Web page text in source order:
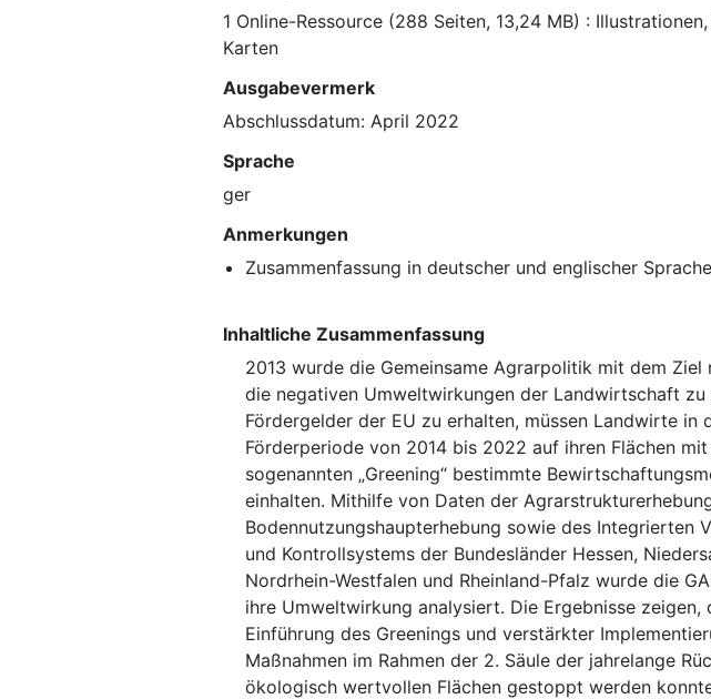
1 Online-Ressource (288 Seiten, 13,24 MB) :
Karten
Ausgabevermerk
Abschlussdatum: April 2022
Sprache
ger
Anmerkungen
Zusammenfassung in deutscher und englischer Sprache
Inhaltliche Zusammenfassung
2013 wurde die Gemeinsame Agrarpolitik mit dem Ziel
die negativen Umweltwirkungen der Landwirtschaft zu
Fördergelder der EU zu erhalten, müssen Landwirte in
Förderperiode von 2014 bis 2022 auf ihren Flächen
sogenannten „Greening“ bestimmte
einhalten. Mithilfe von Daten der
Bodennutzungshaupterhebung sowie des Integrierten
und Kontrollsystems der Bundesländer Hessen,
Nordrhein-Westfalen und Rheinland-Pfalz wurde die
ihre Umweltwirkung analysiert. Die Ergebnisse zeigen,
Einführung des Greenings und verstärkter
Maßnahmen im Rahmen der 2. Säule der jahrelange
ökologisch wertvollen Flächen gestoppt werden